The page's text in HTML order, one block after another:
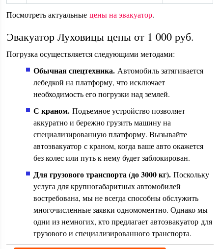
Посмотреть актуальныецены на эвакуатор.
Эвакуатор Луховицы цены от 1 000 руб.
Погрузка осуществляется следующими методами:
Обычная спецтехника. Автомобиль затягивается
лебедкой на платформу, что исключает
необходимость его погрузки над землей.
С краном. Подъемное устройство позволяет
аккуратно и бережно грузить машину на
специализированную платформу. Вызывайте
автоэвакуатор с краном, когда ваше авто окажется
без колес или путь к нему будет заблокирован.
Для грузового транспорта (до 3000 кг). Поскольку
услуга для крупногабаритных автомобилей
востребована, мы не всегда способны обслужить
многочисленные заявки одномоментно. Однако мы
одни из немногих, кто предлагает автоэвакуатор для
грузового и специализированного транспорта.